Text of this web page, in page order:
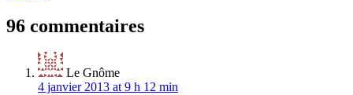
96 commentaires
Le Gnôme
4 janvier 2013 at 9 h 12 min